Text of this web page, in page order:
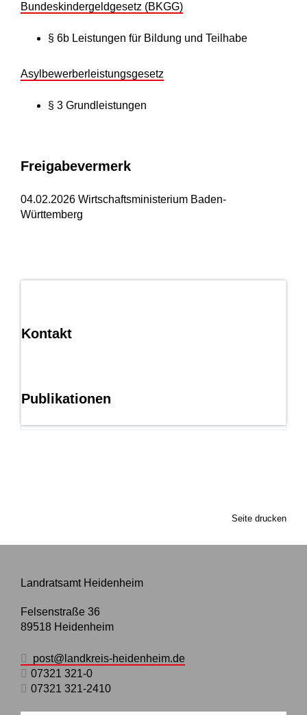
Kontakt
Publikationen
Bundeskindergeldgesetz (BKGG)
§ 6b Leistungen für Bildung und Teilhabe
Asylbewerberleistungsgesetz
§ 3 Grundleistungen
Freigabevermerk
04.02.2026 Wirtschaftsministerium Baden-
Württemberg
Seite drucken
Landratsamt Heidenheim
Felsenstraße 36
89518 Heidenheim
post@landkreis-heidenheim.de
07321 321-0
07321 321-2410